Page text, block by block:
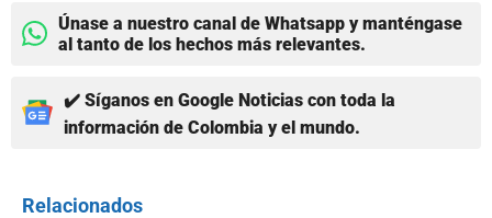
Únase a nuestro canal de Whatsapp y manténgase
al tanto de los hechos más relevantes.
✔️ Síganos en Google Noticias con toda la
información de Colombia y el mundo.
Relacionados